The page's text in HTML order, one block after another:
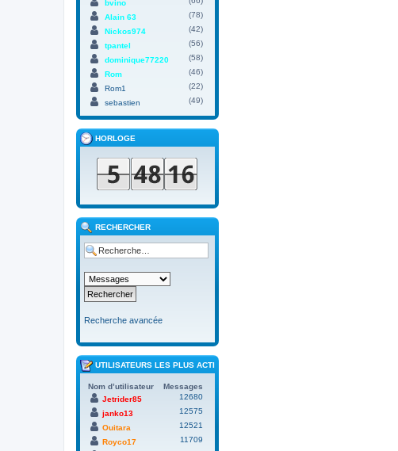
bvino
Alain 63
(78)
Nickos974
(42)
tpantel
(56)
dominique77220
(58)
Rom
(46)
Rom1
(22)
sebastien
(49)
HORLOGE
RECHERCHER
Recherche avancée
UTILISATEURS LES PLUS ACTIFS
Nom d’utilisateur
Messages
Jetrider85
12680
janko13
12575
Ouitara
12521
Royco17
11709